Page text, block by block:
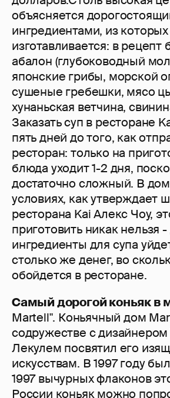
объясняется
ингредиентами, из
изготавливается: в рецепт
абалон (глубоководный
японские грибы, морской
сушеные гребешки, мясо
хунаньская ветчина,
Заказать суп в ресторане
пять дней до того, как
ресторан: только на
блюда уходит 1-2 дня,
достаточно сложный. В
условиях, как утверждает
ресторана Kai Алекс Чоу,
приготовить никак нельзя
ингредиенты для супа
столько же денег, во
обойдется в ресторане.
Самый дорогой коньяк в
Martell". Коньячный дом
содружестве с дизайнером
Лекулем посвятил его
искусствам. В 1997 году
1997 вычурных флаконов
России коньяк можно